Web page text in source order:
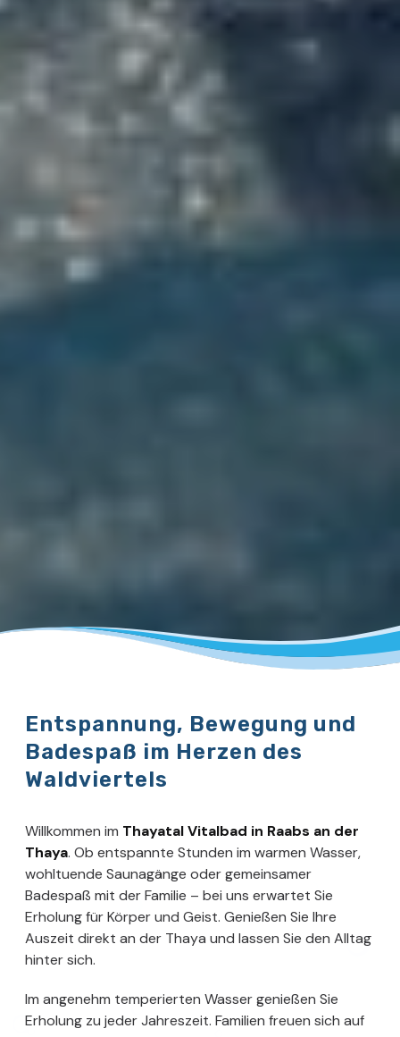
Entspannung, Bewegung und
Badespaß im Herzen des
Waldviertels
Willkommen im Thayatal Vitalbad in Raabs an der
Thaya. Ob entspannte Stunden im warmen Wasser,
wohltuende Saunagänge oder gemeinsamer
Badespaß mit der Familie – bei uns erwartet Sie
Erholung für Körper und Geist. Genießen Sie Ihre
Auszeit direkt an der Thaya und lassen Sie den Alltag
hinter sich.
Im angenehm temperierten Wasser genießen Sie
Erholung zu jeder Jahreszeit. Familien freuen sich auf